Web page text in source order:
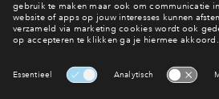
Aanmelden